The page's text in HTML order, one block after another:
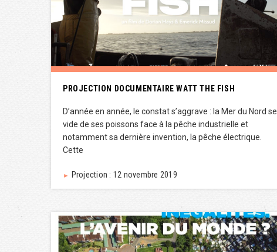
PROJECTION DOCUMENTAIRE WATT THE FISH
D’année en année, le constat s’aggrave : la Mer du Nord se
vide de ses poissons face à la pêche industrielle et
notamment sa dernière invention, la pêche électrique.
Cette
► Projection : 12 novembre 2019